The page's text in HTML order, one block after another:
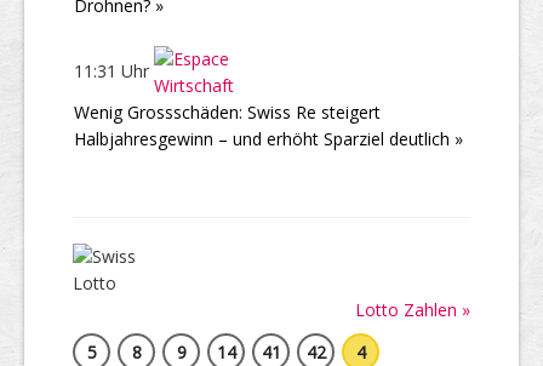
Drohnen? »
11:31 Uhr
Wenig Grossschäden: Swiss Re steigert
Halbjahresgewinn – und erhöht Sparziel deutlich »
Lotto Zahlen »
5
8 9 14 41 42 4